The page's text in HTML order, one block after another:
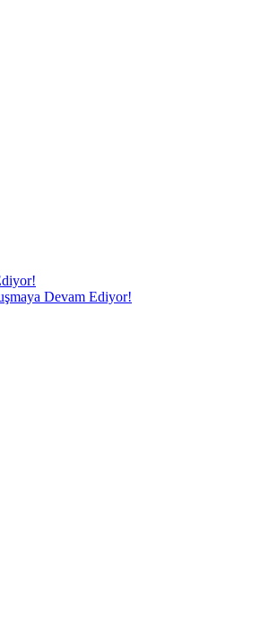
Devam Ediyor!